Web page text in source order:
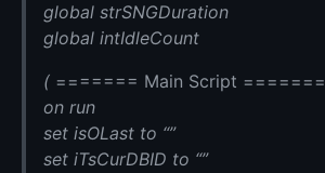
global strSNGDuration
global intIdleCount
( ======= Main Script =======
on run
set isOLast to “”
set iTsCurDBID to “”